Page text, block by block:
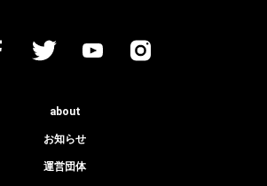
about
お知らせ
運営団体